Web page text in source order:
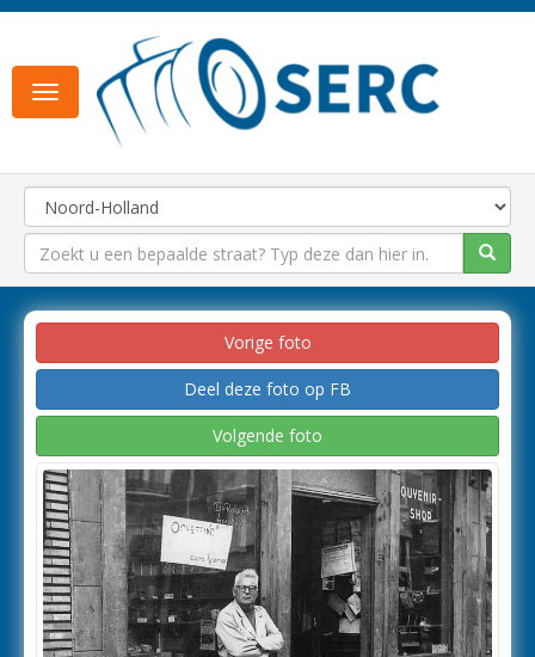
Toggle
navigation
Vorige foto
Deel deze foto op FB
Volgende foto